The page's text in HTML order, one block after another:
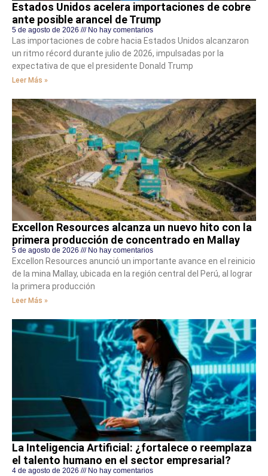
Estados Unidos acelera importaciones de cobre
ante posible arancel de Trump
5 de agosto de 2026 No hay comentarios
Las importaciones de cobre hacia Estados Unidos alcanzaron
un ritmo récord durante julio de 2026, impulsadas por la
expectativa de que el presidente Donald Trump
Leer Más »
Excellon Resources alcanza un nuevo hito con la
primera producción de concentrado en Mallay
5 de agosto de 2026 No hay comentarios
Excellon Resources anunció un importante avance en el reinicio
de la mina Mallay, ubicada en la región central del Perú, al lograr
la primera producción
Leer Más »
La Inteligencia Artificial: ¿fortalece o reemplaza
el talento humano en el sector empresarial?
4 de agosto de 2026 No hay comentarios